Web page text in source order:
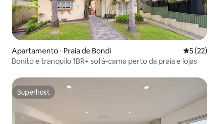
Apartamento ⋅ Praia de Bondi 5 de uma
5 (22)
Bonito e tranquilo 1BR+ sofá-cama perto da praia e lojas
Superhost
Superhost